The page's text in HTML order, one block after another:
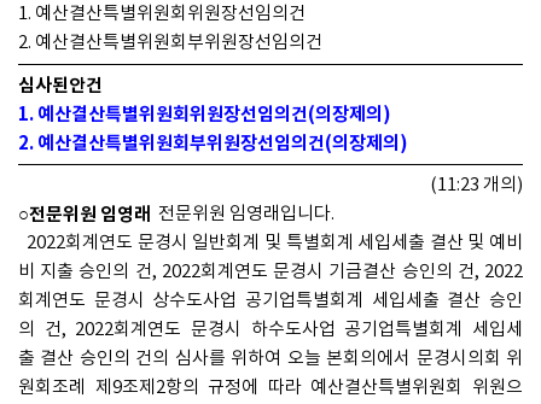
1. 예산결산특별위원회위원장선임의건
2. 예산결산특별위원회부위원장선임의건
심사된안건
1. 예산결산특별위원회위원장선임의건(의장제의)
2. 예산결산특별위원회부위원장선임의건(의장제의)
(11:23 개의)
○전문위원 임영래 전문위원 임영래입니다.
2022회계연도 문경시 일반회계 및 특별회계 세입세출 결산 및 예비
비 지출 승인의 건, 2022회계연도 문경시 기금결산 승인의 건, 2022
회계연도 문경시 상수도사업 공기업특별회계 세입세출 결산 승인
의 건, 2022회계연도 문경시 하수도사업 공기업특별회계 세입세
출 결산 승인의 건의 심사를 위하여 오늘 본회의에서 문경시의회 위
원회조례 제9조제2항의 규정에 따라 예산결산특별위원회 위원으